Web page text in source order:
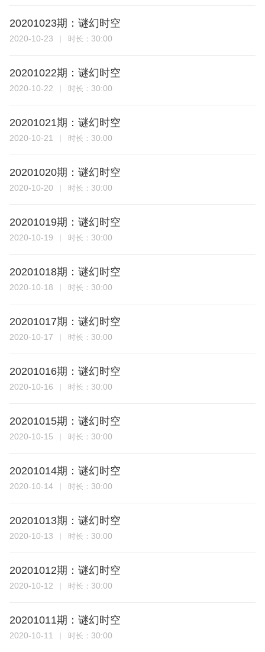
20201023期：谜幻时空
2020-10-23 时长： 30:00
20201022期：谜幻时空
2020-10-22 时长： 30:00
20201021期：谜幻时空
2020-10-21 时长： 30:00
20201020期：谜幻时空
2020-10-20 时长： 30:00
20201019期：谜幻时空
2020-10-19 时长： 30:00
20201018期：谜幻时空
2020-10-18 时长： 30:00
20201017期：谜幻时空
2020-10-17 时长： 30:00
20201016期：谜幻时空
2020-10-16 时长： 30:00
20201015期：谜幻时空
2020-10-15 时长： 30:00
20201014期：谜幻时空
2020-10-14 时长： 30:00
20201013期：谜幻时空
2020-10-13 时长： 30:00
20201012期：谜幻时空
2020-10-12 时长： 30:00
20201011期：谜幻时空
2020-10-11 时长： 30:00